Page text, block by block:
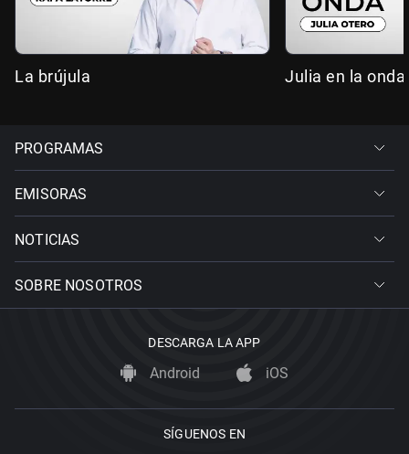
La brújula Julia en la onda
PROGRAMAS
EMISORAS
NOTICIAS
SOBRE NOSOTROS
DESCARGA LA APP
Android iOS
SÍGUENOS EN